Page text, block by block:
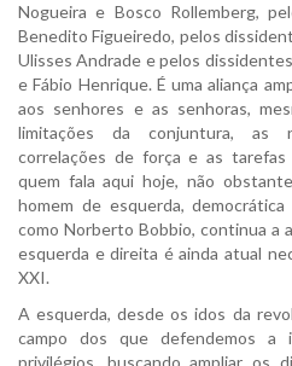
Nogueira e Bosco Rollemberg,
Benedito Figueiredo, pelos
Ulisses Andrade e pelos
e Fábio Henrique. É uma aliança
aos senhores e as senhoras,
limitações da conjuntura, as
correlações de força e as
quem fala aqui hoje, não
homem de esquerda,
como Norberto Bobbio, continua a
esquerda e direita é ainda atual
XXI.
A esquerda, desde os idos da
campo dos que defendemos a